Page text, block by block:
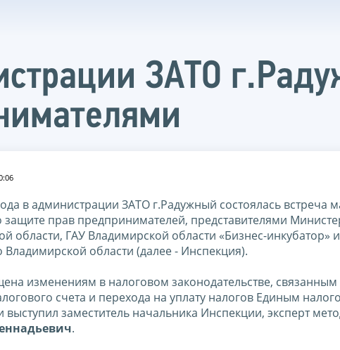
ЗАТО
в администрации ЗАТО г.Радужный состоялась встреча
прав предпринимателей, представителями
области, ГАУ Владимирской области «Бизнес-
области (далее - Инспекция).
изменениям в налоговом законодательстве, связанным
счета и перехода на уплату налогов Единым
заместитель начальника Инспекции, эксперт
.